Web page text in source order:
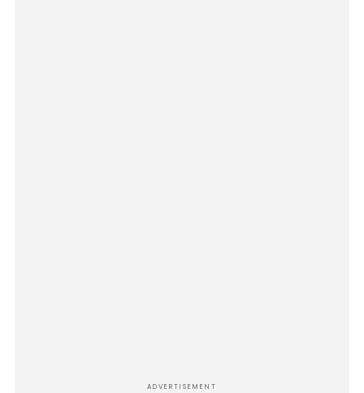
ADVERTISEMENT